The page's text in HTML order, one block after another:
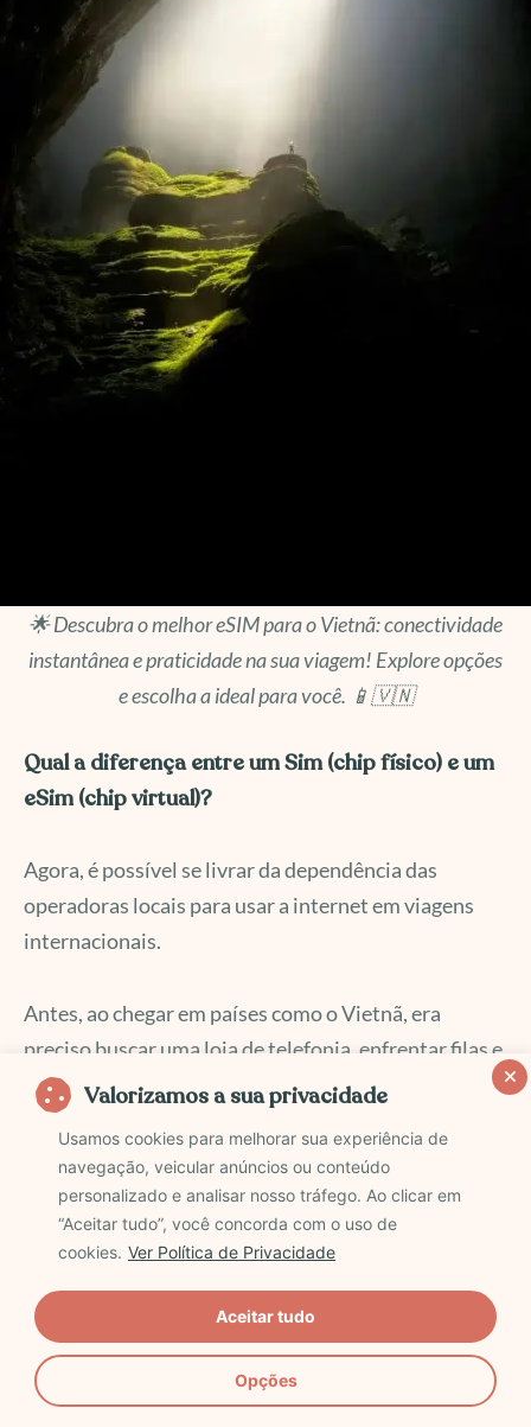
Valorizamos a sua privacidade
Usamos cookies para melhorar sua experiência de
navegação, veicular anúncios ou conteúdo
personalizado e analisar nosso tráfego. Ao clicar em
“Aceitar tudo”, você concorda com o uso de
cookies. Ver Política de Privacidade
Opções
Aceitar tudo
🌟 Descubra o melhor eSIM para o Vietnã: conectividade
instantânea e praticidade na sua viagem! Explore opções
e escolha a ideal para você. 📱🇻🇳
Qual a diferença entre um Sim (chip físico) e um
eSim (chip virtual)?
Agora, é possível se livrar da dependência das
operadoras locais para usar a internet em viagens
internacionais.
Antes, ao chegar em países como o Vietnã, era
preciso buscar uma loja de telefonia, enfrentar filas e
usar transporte público. Além disso, o idioma
dificultava a compra de um chip. Isso tomava muito
tempo. Mas as coisas mudaram!
Hoje, empresas oferecem eSIMs internacionais no
Brasil. A compra é online e a ativação é feita
digitalmente. Assim, ao chegar ao Vietnã, é só
configurar o eSIM no celular e pronto. A internet
estará disponível.